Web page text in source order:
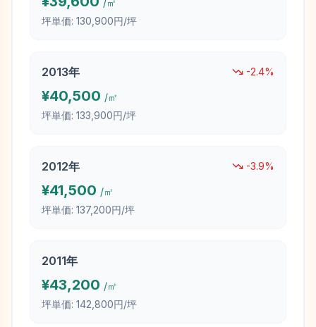
/㎡
坪単価: 130,900円/坪
2013年 -2.4%
¥40,500 /㎡
坪単価: 133,900円/坪
2012年 -3.9%
¥41,500 /㎡
坪単価: 137,200円/坪
2011年
¥43,200 /㎡
坪単価: 142,800円/坪